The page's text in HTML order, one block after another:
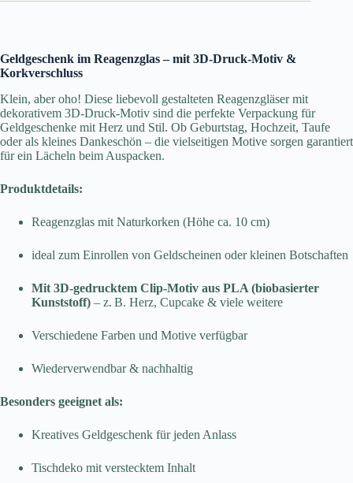
Geldgeschenk im Reagenzglas – mit 3D-Druck-Motiv &
Korkverschluss
Klein, aber oho! Diese liebevoll gestalteten Reagenzgläser mit
dekorativem 3D-Druck-Motiv sind die perfekte Verpackung für
Geldgeschenke mit Herz und Stil. Ob Geburtstag, Hochzeit, Taufe
oder als kleines Dankeschön – die vielseitigen Motive sorgen garantiert
für ein Lächeln beim Auspacken.
Produktdetails:
Reagenzglas mit Naturkorken (Höhe ca. 10 cm)
ideal zum Einrollen von Geldscheinen oder kleinen Botschaften
Mit 3D-gedrucktem Clip-Motiv aus PLA (biobasierter
Kunststoff) – z. B. Herz, Cupcake & viele weitere
Verschiedene Farben und Motive verfügbar
Wiederverwendbar & nachhaltig
Besonders geeignet als:
Kreatives Geldgeschenk für jeden Anlass
Tischdeko mit verstecktem Inhalt